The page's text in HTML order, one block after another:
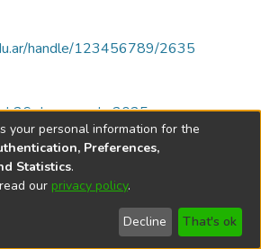
handle/123456789/2635
26 de mayo de 2025
Nacional de Córdoba
your personal information for the
Preferences,
Statistics.
our privacy policy.
Decline That's ok